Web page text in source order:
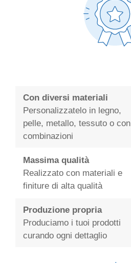
Con diversi materiali
Personalizzatelo in legno,
pelle, metallo, tessuto o con
combinazioni
Massima qualità
Realizzato con materiali e
finiture di alta qualità
Produzione propria
Produciamo i tuoi prodotti
curando ogni dettaglio